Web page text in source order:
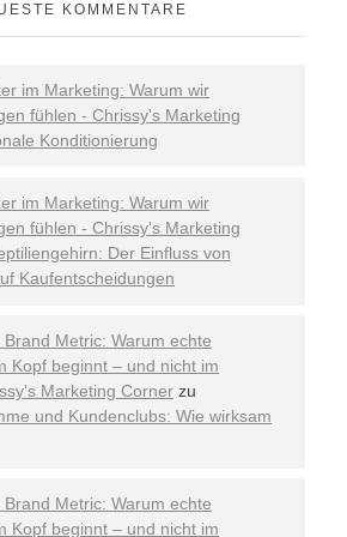
KOMMENTARE
im Marketing: Warum wir
fühlen - Chrissy's Marketing
Konditionierung
im Marketing: Warum wir
fühlen - Chrissy's Marketing
Der Einfluss von
Kaufentscheidungen
Metric: Warum echte
Kopf beginnt – und nicht im
Marketing Corner zu
und Kundenclubs: Wie wirksam
Metric: Warum echte
Kopf beginnt – und nicht im